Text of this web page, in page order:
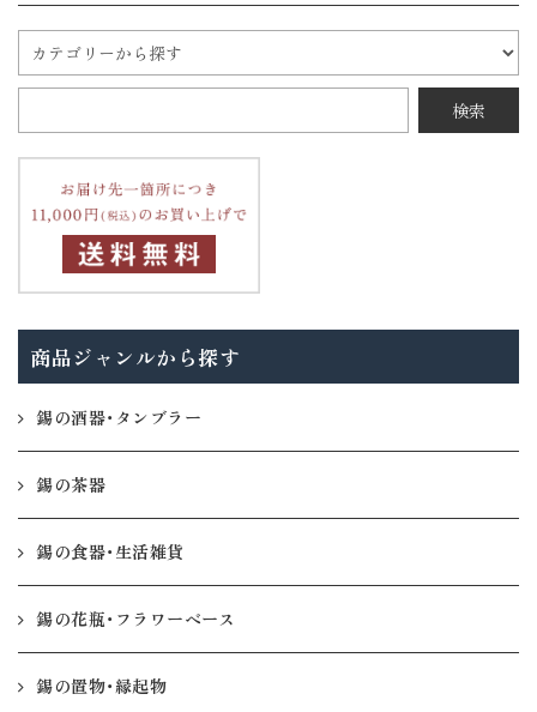
商品ジャンルから探す
錫の酒器・タンブラー
錫の茶器
錫の食器・生活雑貨
錫の花瓶・フラワーベース
錫の置物・縁起物